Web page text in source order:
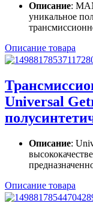
Описание:
уникальное
Описание товара
Universal
Описание:
Описание товара